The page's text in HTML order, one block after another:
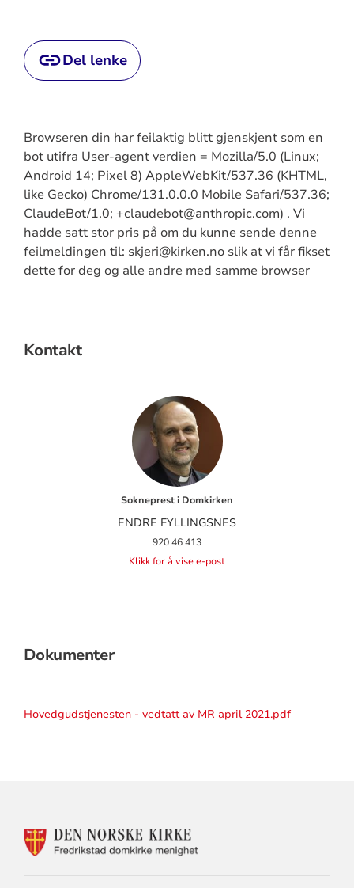
Del lenke
Browseren din har feilaktig blitt gjenskjent som en
bot utifra User-agent verdien = Mozilla/5.0 (Linux;
Android 14; Pixel 8) AppleWebKit/537.36 (KHTML,
like Gecko) Chrome/131.0.0.0 Mobile Safari/537.36;
ClaudeBot/1.0; +claudebot@anthropic.com) . Vi
hadde satt stor pris på om du kunne sende denne
feilmeldingen til: skjeri@kirken.no slik at vi får fikset
dette for deg og alle andre med samme browser
Kontakt
Sokneprest i Domkirken
ENDRE FYLLINGSNES
920 46 413
Klikk for å vise e-post
Dokumenter
Hovedgudstjenesten - vedtatt av MR april 2021.pdf
FOR